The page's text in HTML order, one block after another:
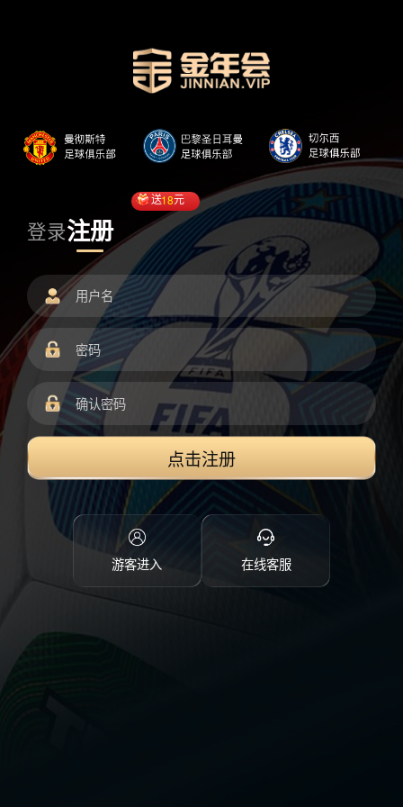
登录注册
送18元
点击注册
游客进入 在线客服